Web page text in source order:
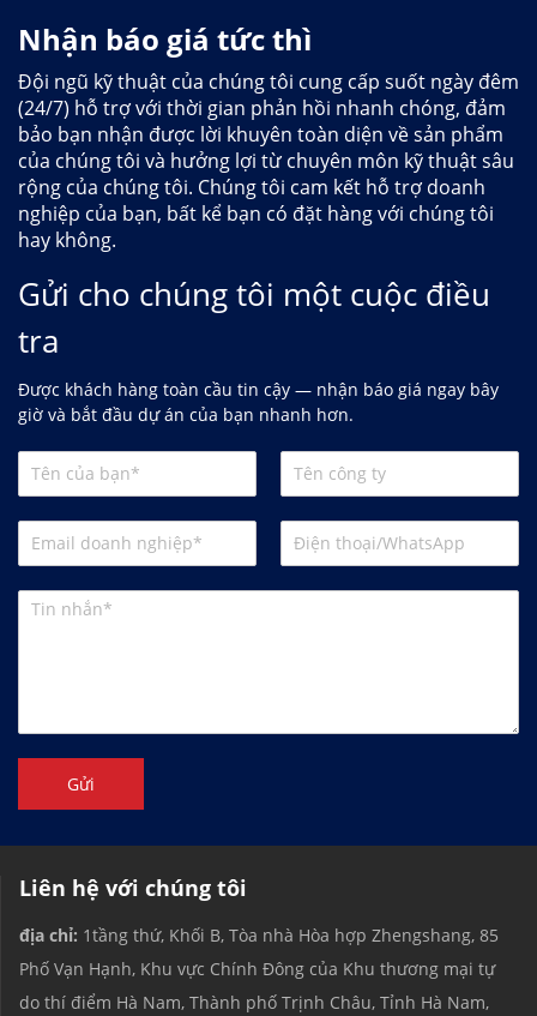
Nhận báo giá tức thì
Đội ngũ kỹ thuật của chúng tôi cung cấp suốt ngày đêm
(24/7) hỗ trợ với thời gian phản hồi nhanh chóng, đảm
bảo bạn nhận được lời khuyên toàn diện về sản phẩm
của chúng tôi và hưởng lợi từ chuyên môn kỹ thuật sâu
rộng của chúng tôi. Chúng tôi cam kết hỗ trợ doanh
nghiệp của bạn, bất kể bạn có đặt hàng với chúng tôi
hay không.
Gửi cho chúng tôi một cuộc điều
tra
Được khách hàng toàn cầu tin cậy — nhận báo giá ngay bây
giờ và bắt đầu dự án của bạn nhanh hơn.
Gửi
Liên hệ với chúng tôi
địa chỉ: 1tầng thứ, Khối B, Tòa nhà Hòa hợp Zhengshang, 85
Phố Vạn Hạnh, Khu vực Chính Đông của Khu thương mại tự
do thí điểm Hà Nam, Thành phố Trịnh Châu, Tỉnh Hà Nam,